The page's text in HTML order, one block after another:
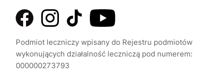
Podmiot leczniczy wpisany do Rejestru podmiotów
wykonujących działalność leczniczą pod numerem:
000000273793